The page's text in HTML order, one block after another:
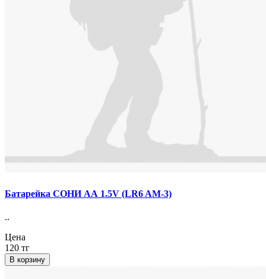
Батарейка СОНИ АА 1.5V (LR6 AM-3)
..
Цена
120 тг
В корзину